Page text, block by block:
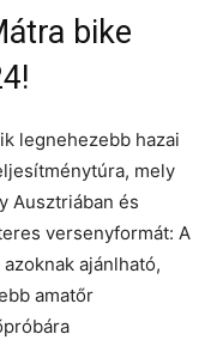
bike
legnehezebb hazai
mely
Ausztriában és
versenyformát: A
ajánlható,
amatőr